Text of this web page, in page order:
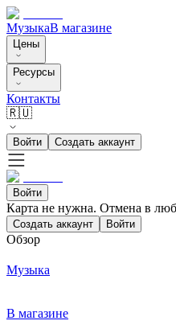
МузыкаВ магазине
Цены
Ресурсы
Контакты
🇷🇺
Войти Создать аккаунт
Войти
Карта не нужна. Отмена в
Создать аккаунт Войти
Обзор
Музыка
В магазине